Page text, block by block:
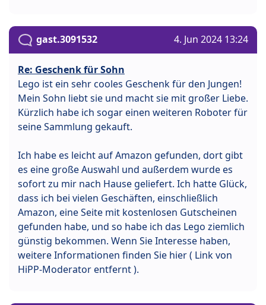
gast.3091532 4. Jun 2024 13:24
Re: Geschenk für Sohn
Lego ist ein sehr cooles Geschenk für den Jungen!
Mein Sohn liebt sie und macht sie mit großer Liebe.
Kürzlich habe ich sogar einen weiteren Roboter für
seine Sammlung gekauft.
Ich habe es leicht auf Amazon gefunden, dort gibt
es eine große Auswahl und außerdem wurde es
sofort zu mir nach Hause geliefert. Ich hatte Glück,
dass ich bei vielen Geschäften, einschließlich
Amazon, eine Seite mit kostenlosen Gutscheinen
gefunden habe, und so habe ich das Lego ziemlich
günstig bekommen. Wenn Sie Interesse haben,
weitere Informationen finden Sie hier ( Link von
HiPP-Moderator entfernt ).